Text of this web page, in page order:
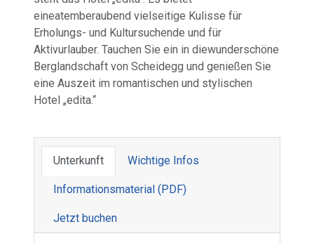
eineatemberaubend vielseitige Kulisse für
Erholungs- und Kultursuchende und für
Aktivurlauber. Tauchen Sie ein in diewunderschöne
Berglandschaft von Scheidegg und genießen Sie
eine Auszeit im romantischen und stylischen
Hotel „edita.“
Unterkunft Wichtige Infos
Informations­material (PDF)
Jetzt buchen